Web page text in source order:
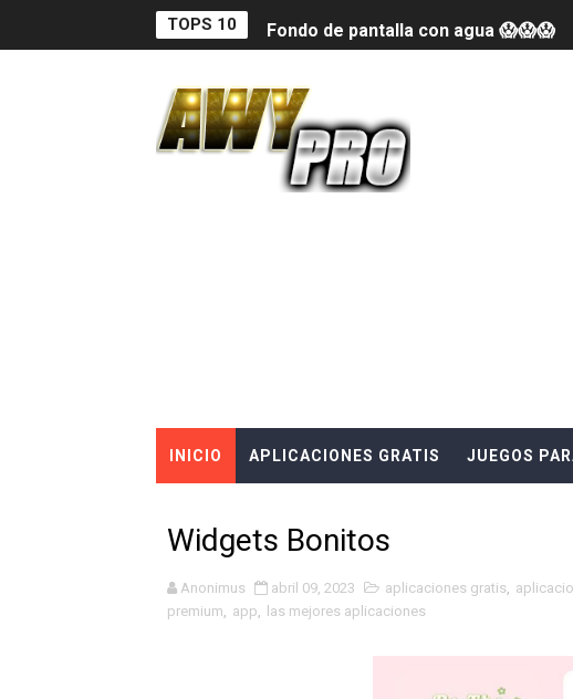
TOPS 10 Fondo de pantalla con agua 😱😱😱
Como Colocar La Pantalla De Tu
Descubre las nuevas Funciones De
Descarga WhatsApp plus ultima
🥺❤️Personaliza tu celular bonito
INICIO APLICACIONES GRATIS JUEGOS
Widgets Bonitos
Anonimus abril 09, 2023 aplicaciones gratis,
premium, app, las mejores aplicaciones